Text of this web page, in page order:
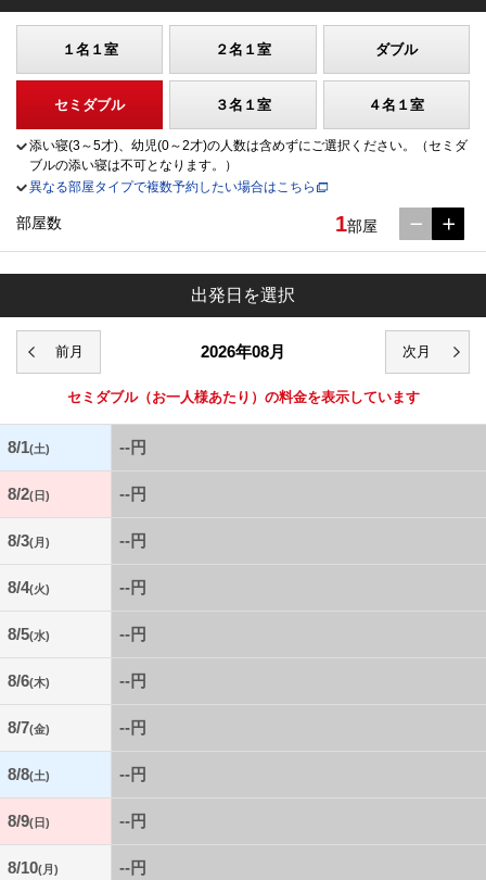
１名１室 ２名１室 ダブル
セミダブル ３名１室 ４名１室
添い寝(3～5才)、幼児(0～2才)の人数は含めずにご選択ください。（セミダ
ブルの添い寝は不可となります。）
異なる部屋タイプで複数予約したい場合はこちら
部屋数 1部屋
出発日を選択
2026年08月
セミダブル（お一人様あたり）の料金を表示しています
8/1(土) --円
8/2(日) --円
8/3(月) --円
8/4(火) --円
8/5(水) --円
8/6(木) --円
8/7(金) --円
8/8(土) --円
8/9(日) --円
8/10(月) --円